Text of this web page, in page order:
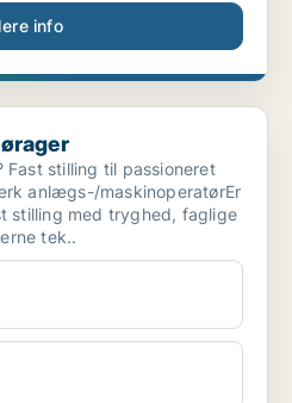
info
Fast stilling til passioneret
anlægs-/maskinoperatørEr
stilling med tryghed, faglige
tek..